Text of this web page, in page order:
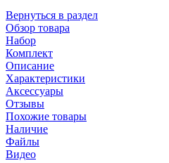
Вернуться в раздел
Обзор товара
Набор
Комплект
Описание
Характеристики
Аксессуары
Отзывы
Похожие товары
Наличие
Файлы
Видео